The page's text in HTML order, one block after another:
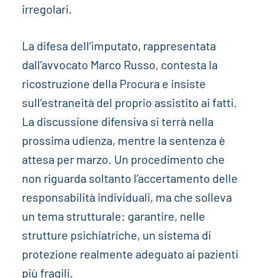
irregolari.
La difesa dell’imputato, rappresentata
dall’avvocato Marco Russo, contesta la
ricostruzione della Procura e insiste
sull’estraneità del proprio assistito ai fatti.
La discussione difensiva si terrà nella
prossima udienza, mentre la sentenza è
attesa per marzo. Un procedimento che
non riguarda soltanto l’accertamento delle
responsabilità individuali, ma che solleva
un tema strutturale: garantire, nelle
strutture psichiatriche, un sistema di
protezione realmente adeguato ai pazienti
più fragili.